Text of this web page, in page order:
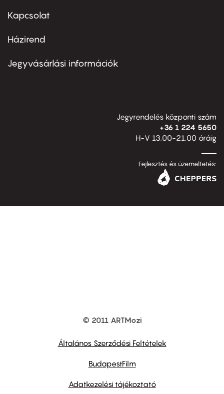
firstKapcsolat
Footer
second
Házirend
Jegyvásárlási információk
Jegyrendelés központi szám
+36 1 224 5650
H-V 13.00-21.00 óráig
Fejlesztés és üzemeltetés:
© 2011 ARTMozi
Általános Szerződési Feltételek
BudapestFilm
Adatkezelési tájékoztató